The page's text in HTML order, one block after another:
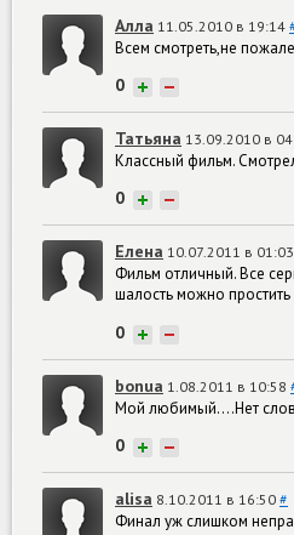
Алла 11.05.2010 в 19:14
Всем смотреть,не
0 + −
Татьяна 13.09.2010 в
Классный фильм.
0 + −
Елена 10.07.2011 в 01:03
Фильм отличный. Все
шалость можно простить
0 + −
bonua 1.08.2011 в 10:58
Мой любимый....Нет
0 + −
alisa 8.10.2011 в 16:50 #
Финал уж слишком